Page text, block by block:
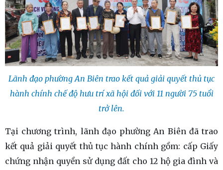
Lãnh đạo phường An Biên trao kết quả giải quyết thủ tục
hành chính chế độ hưu trí xã hội đối với 11 người 75 tuổi
trở lên.
Tại chương trình, lãnh đạo phường An Biên đã trao
kết quả giải quyết thủ tục hành chính gồm: cấp Giấy
chứng nhận quyền sử dụng đất cho 12 hộ gia đình và